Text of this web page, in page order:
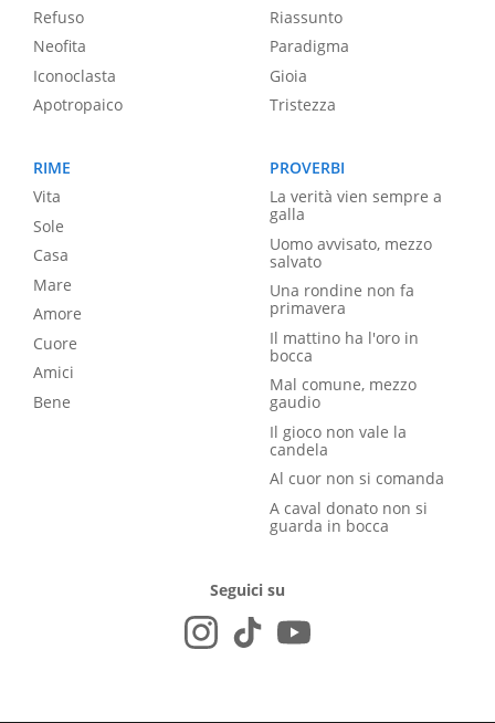
Refuso
Neofita
Iconoclasta
Apotropaico
Riassunto
Paradigma
Gioia
Tristezza
RIME
Vita
Sole
Casa
Mare
Amore
Cuore
Amici
Bene
PROVERBI
La verità vien sempre a
galla
Uomo avvisato, mezzo
salvato
Una rondine non fa
primavera
Il mattino ha l'oro in
bocca
Mal comune, mezzo
gaudio
Il gioco non vale la
candela
Al cuor non si comanda
A caval donato non si
guarda in bocca
Seguici su